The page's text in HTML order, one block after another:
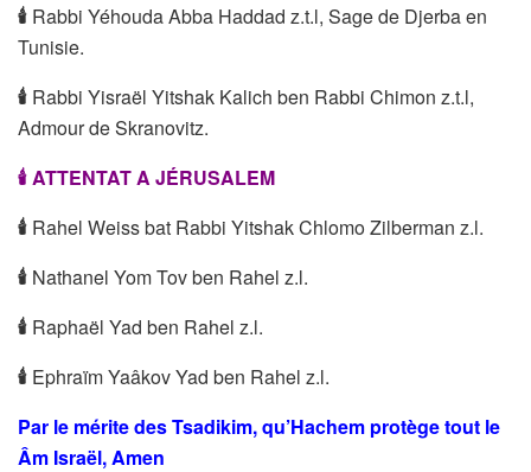
🕯 Rabbi Yéhouda Abba Haddad z.t.l, Sage de Djerba en
Tunisie.
🕯 Rabbi Yisraël Yitshak Kalich ben Rabbi Chimon z.t.l,
Admour de Skranovitz.
🕯 ATTENTAT A JÉRUSALEM
🕯 Rahel Weiss bat Rabbi Yitshak Chlomo Zilberman z.l.
🕯 Nathanel Yom Tov ben Rahel z.l.
🕯 Raphaël Yad ben Rahel z.l.
🕯 Ephraïm Yaâkov Yad ben Rahel z.l.
Par le mérite des Tsadikim, qu’Hachem protège tout le
Âm Israël, Amen